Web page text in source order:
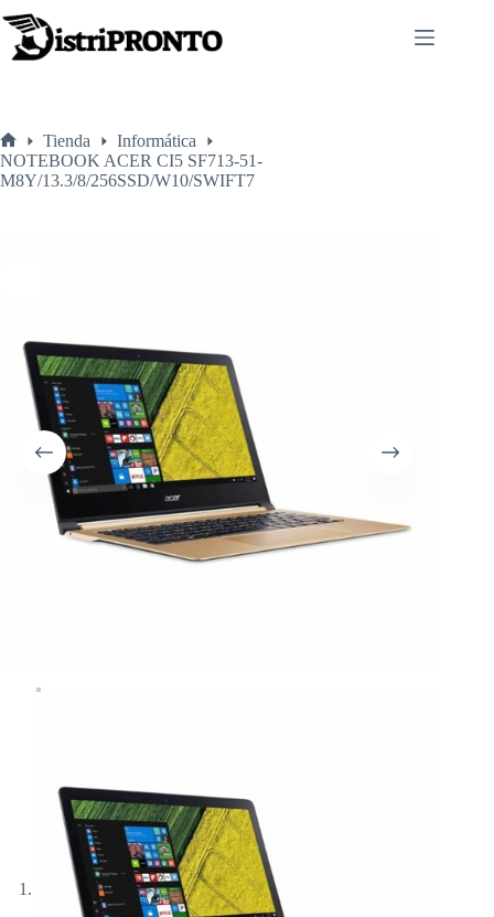
al
contenido
Inicio
Tienda
Informática
NOTEBOOK ACER CI5 SF713-51-
M8Y/13.3/8/256SSD/W10/SWIFT7